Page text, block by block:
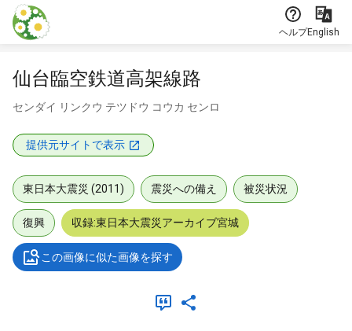
本文に飛ぶ
ヘルプEnglish
仙台臨空鉄道高架線路
センダイ リンクウ テツドウ コウカ センロ
提供元サイトで表示
東日本大震災 (2011) 震災への備え 被災状況
復興 収録:東日本大震災アーカイブ宮城
この画像に似た画像を探す